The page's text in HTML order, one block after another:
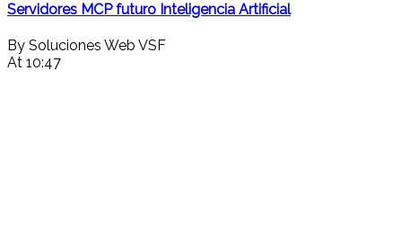
Servidores MCP futuro Inteligencia Artificial
By Soluciones Web VSF
At 10:47